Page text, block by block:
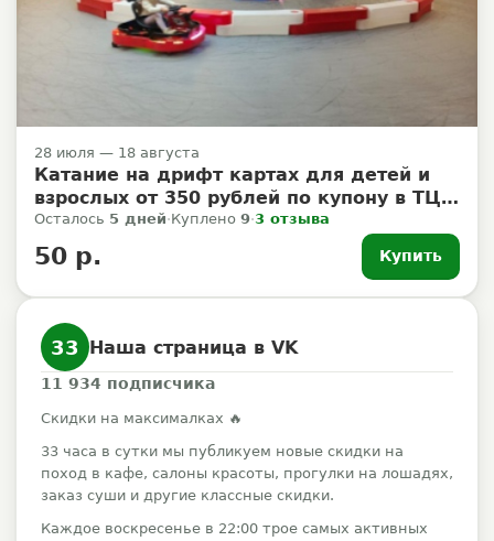
28 июля — 18 августа
Катание на дрифт картах для детей и
взрослых от 350 рублей по купону в ТЦ
Мирамикс
Осталось 5 дней·Куплено 9·3 отзыва
50 р. Купить
33 Наша страница в VK
11 934 подписчика
Скидки на максималках 🔥
33 часа в сутки мы публикуем новые скидки на
поход в кафе, салоны красоты, прогулки на лошадях,
заказ суши и другие классные скидки.
Каждое воскресенье в 22:00 трое самых активных